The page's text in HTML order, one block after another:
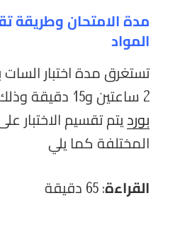
مدة الامتحان وطريقة
المواد
تستغرق مدة اختبار
2 ساعتين و15 دقيقة وذلك حسب
بورد يتم تقسيم الاختبار
المختلفة كما يلي
القراءة: 65 دقيقة